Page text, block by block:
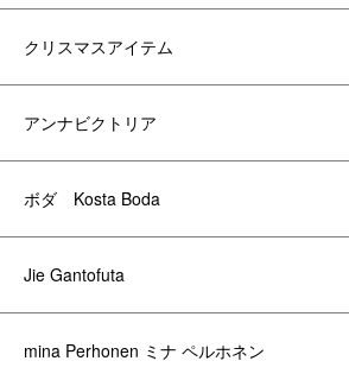
クリスマスアイテム
アンナビクトリア
ボダ Kosta Boda
Jie Gantofuta
mina Perhonen ミナ ペルホネン